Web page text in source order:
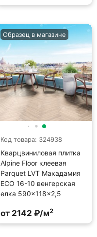
Код товара: 324938
Кварцвиниловая плитка
Alpine Floor клеевая
Parquet LVT Макадамия
ECO 16-10 венгерская
елка 590×118×2,5
Образец в магазине
от 2142 ₽/м2